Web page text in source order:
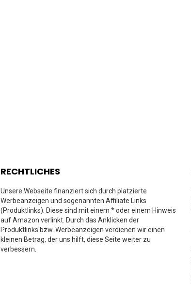
RECHTLICHES
Unsere Webseite finanziert sich durch platzierte
Werbeanzeigen und sogenannten Affiliate Links
(Produktlinks). Diese sind mit einem * oder einem Hinweis
auf Amazon verlinkt. Durch das Anklicken der
Produktlinks bzw. Werbeanzeigen verdienen wir einen
kleinen Betrag, der uns hilft, diese Seite weiter zu
verbessern.